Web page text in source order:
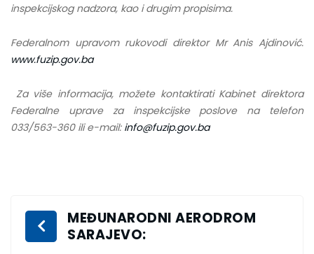
inspekcijskog nadzora, kao i drugim propisima.
Federalnom upravom rukovodi direktor Mr Anis Ajdinović.
www.fuzip.gov.ba
Za više informacija, možete kontaktirati Kabinet direktora
Federalne uprave za inspekcijske poslove na telefon
033/563-360 ili e-mail: info@fuzip.gov.ba
MEĐUNARODNI AERODROM
SARAJEVO: